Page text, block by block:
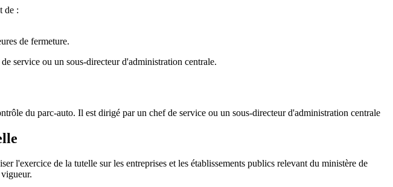
de :
de fermeture.
service ou un sous-directeur d'administration centrale.
du parc-auto. Il est dirigé par un chef de service ou un sous-directeur d'administration centrale
l'exercice de la tutelle sur les entreprises et les établissements publics relevant du ministère de